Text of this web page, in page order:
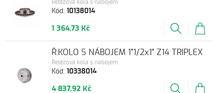
Kód:10138014
Řetězová kola s nábojem
1 364,73 Kč
Kód:10338014
Řetězová kola s nábojem
Ř.KOLO S NÁBOJEM 1"1/2x1" Z14 TRIPLEX
4 837,92 Kč